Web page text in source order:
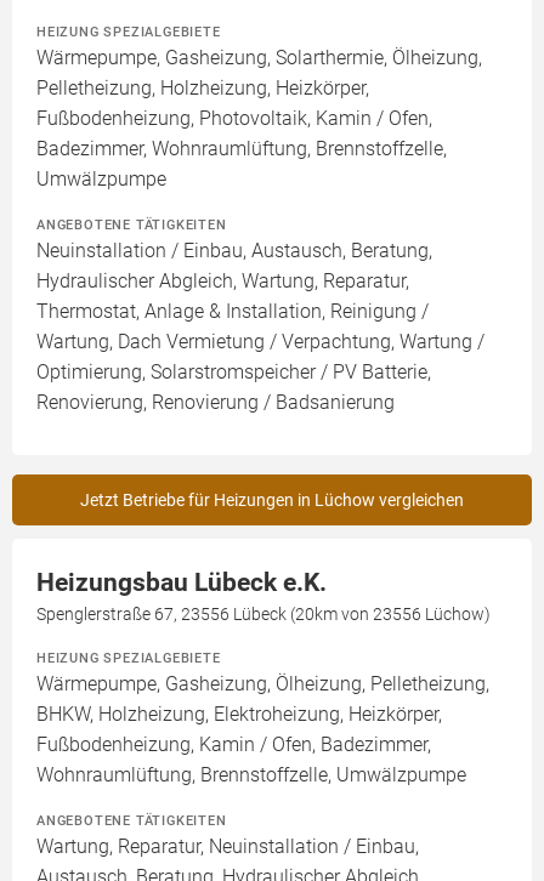
HEIZUNG SPEZIALGEBIETE
Wärmepumpe, Gasheizung, Solarthermie, Ölheizung,
Pelletheizung, Holzheizung, Heizkörper,
Fußbodenheizung, Photovoltaik, Kamin / Ofen,
Badezimmer, Wohnraumlüftung, Brennstoffzelle,
Umwälzpumpe
ANGEBOTENE TÄTIGKEITEN
Neuinstallation / Einbau, Austausch, Beratung,
Hydraulischer Abgleich, Wartung, Reparatur,
Thermostat, Anlage & Installation, Reinigung /
Wartung, Dach Vermietung / Verpachtung, Wartung /
Optimierung, Solarstromspeicher / PV Batterie,
Renovierung, Renovierung / Badsanierung
Jetzt Betriebe für Heizungen in Lüchow vergleichen
Heizungsbau Lübeck e.K.
Spenglerstraße 67, 23556 Lübeck (20km von 23556 Lüchow)
HEIZUNG SPEZIALGEBIETE
Wärmepumpe, Gasheizung, Ölheizung, Pelletheizung,
BHKW, Holzheizung, Elektroheizung, Heizkörper,
Fußbodenheizung, Kamin / Ofen, Badezimmer,
Wohnraumlüftung, Brennstoffzelle, Umwälzpumpe
ANGEBOTENE TÄTIGKEITEN
Wartung, Reparatur, Neuinstallation / Einbau,